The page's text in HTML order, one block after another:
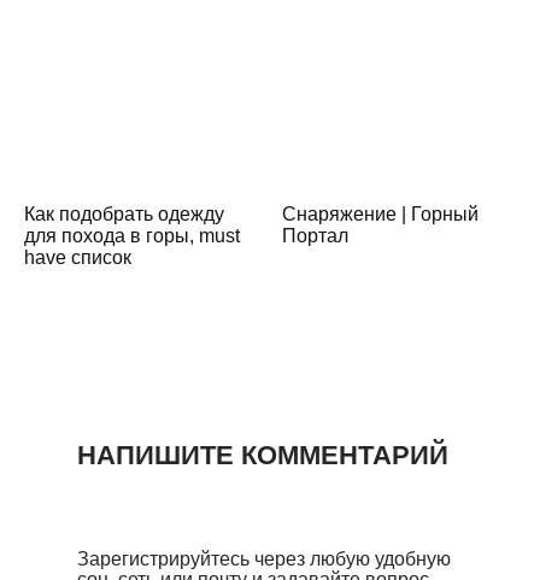
Как подобрать одежду
для похода в горы, must
have список
Снаряжение | Горный
Портал
Зарегистрируйтесь через любую удобную
НАПИШИТЕ КОММЕНТАРИЙ